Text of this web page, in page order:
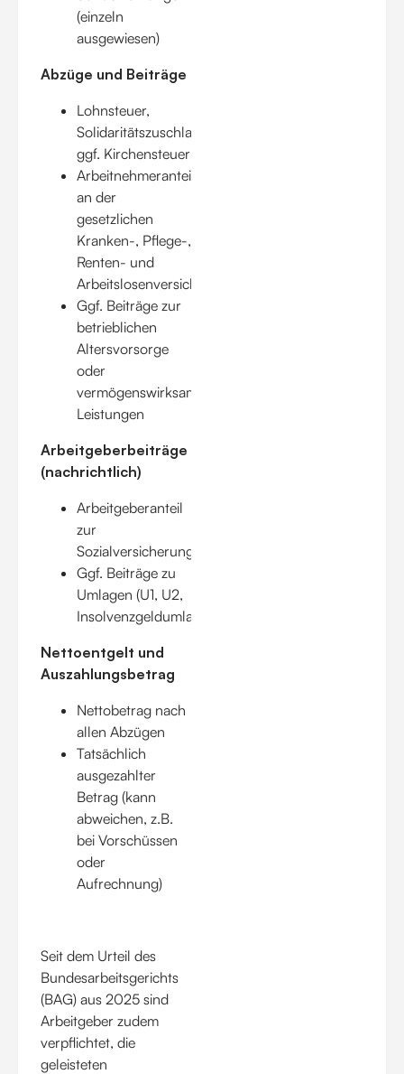
(einzeln
ausgewiesen)
Abzüge und Beiträge
Lohnsteuer,
Solidaritätszuschlag,
ggf. Kirchensteuer
Arbeitnehmeranteil
an der
gesetzlichen
Kranken-, Pflege-,
Renten- und
Arbeitslosenversicherung
Ggf. Beiträge zur
betrieblichen
Altersvorsorge
oder
vermögenswirksame
Leistungen
Arbeitgeberbeiträge
(nachrichtlich)
Arbeitgeberanteil
zur
Sozialversicherung
Ggf. Beiträge zu
Umlagen (U1, U2,
Insolvenzgeldumlage)
Nettoentgelt und
Auszahlungsbetrag
Nettobetrag nach
allen Abzügen
Tatsächlich
ausgezahlter
Betrag (kann
abweichen, z.B.
bei Vorschüssen
oder
Aufrechnung)
Seit dem Urteil des
Bundesarbeitsgerichts
(BAG) aus 2025 sind
Arbeitgeber zudem
verpflichtet, die
geleisteten